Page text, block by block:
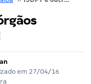
em 27/04/16